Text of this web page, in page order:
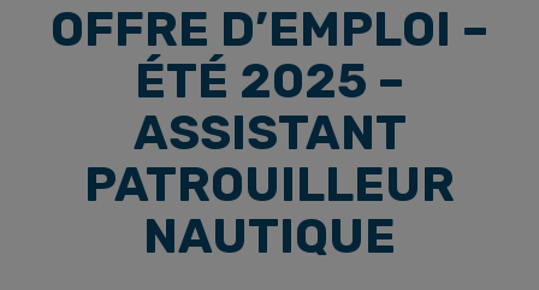
OFFRE D’EMPLOI –
ÉTÉ 2025 –
ASSISTANT
PATROUILLEUR
NAUTIQUE